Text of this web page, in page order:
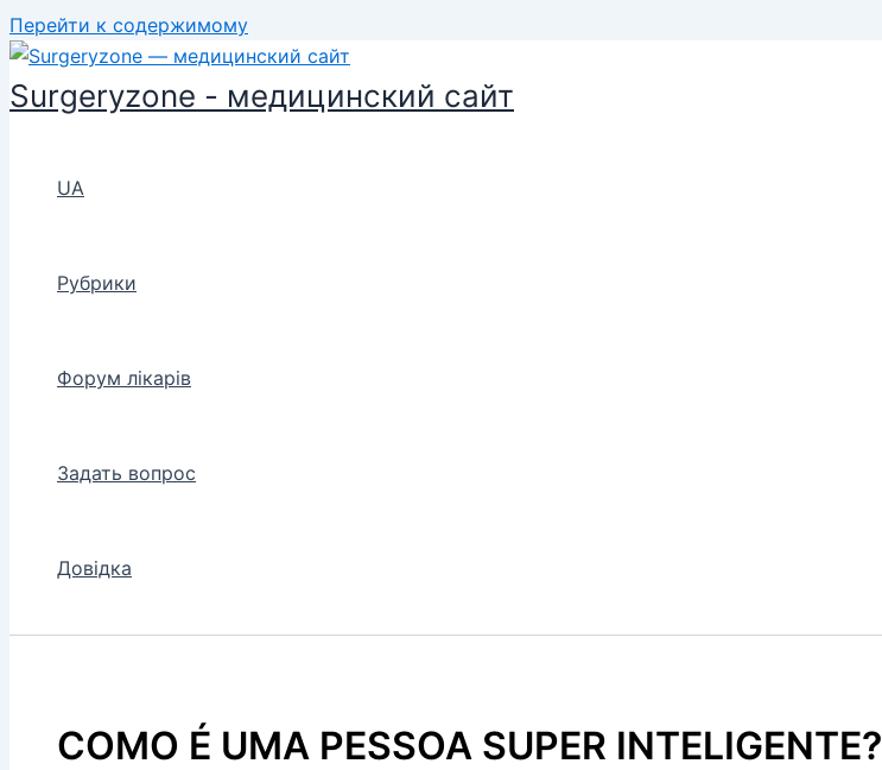
Перейти к содержимому
Surgeryzone - медицинский сайт
UA
Рубрики
Форум лікарів
Задать вопрос
Довідка
COMO É UMA PESSOA SUPER INTELIGENTE?